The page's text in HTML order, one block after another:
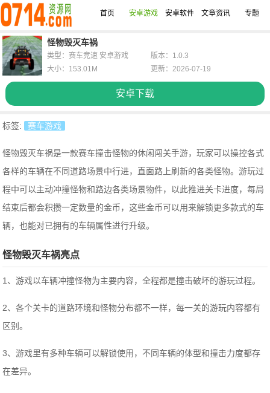
首页 安卓游戏 安卓软件 文章资讯 专题
怪物毁灭车祸
安卓下载
类型：赛车竞速 安卓游戏
版本：1.0.3
大小：153.01M
更新：2026-07-19
标签: 赛车游戏
怪物毁灭车祸是一款赛车撞击怪物的休闲闯关手游，玩家可以操控各式
各样的车辆在不同道路场景中行进，直面路上刷新的各类怪物。游玩过
程中可以主动冲撞怪物和路边各类场景物件，以此推进关卡进度，每局
结束后都会积攒一定数量的金币，这些金币可以用来解锁更多款式的车
辆，也能对已拥有的车辆属性进行升级。
怪物毁灭车祸亮点
1、游戏以车辆冲撞怪物为主要内容，全程都是撞击破坏的游玩过程。
2、各个关卡的道路环境和怪物分布都不一样，每一关的游玩内容都有
区别。
3、游戏里有多种车辆可以解锁使用，不同车辆的体型和撞击力度都存
在差异。